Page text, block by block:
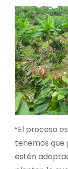
“El proceso
tenemos que
estén